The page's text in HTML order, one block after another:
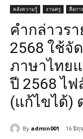
คลังความรู้ งานครู สื่อกา
คำกล่าวร
2568 ใช้จั
ภาษาไทย
ปี 2568 ไฟ
(แก้ไขได้)
By admin001 16 มิถุ